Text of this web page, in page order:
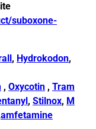
suboxone-
, Hydrokodon,
, Oxycotin , Tram
, Stilnox, M
amfetamine